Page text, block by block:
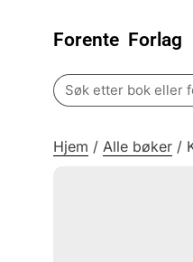
Forente Forlag
Search
for:
Hjem / Alle bøker /